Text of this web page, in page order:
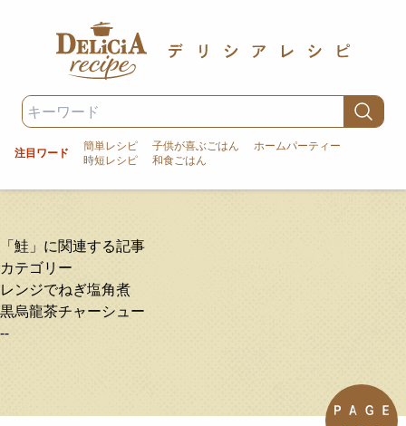
注目ワード 簡単レシピ 子供が喜ぶごはん
ホームパーティー
時短レシピ
和食ごはん
「鮭」に関連する記事
カテゴリー
レンジでねぎ塩角煮
黒烏龍茶チャーシュー
--